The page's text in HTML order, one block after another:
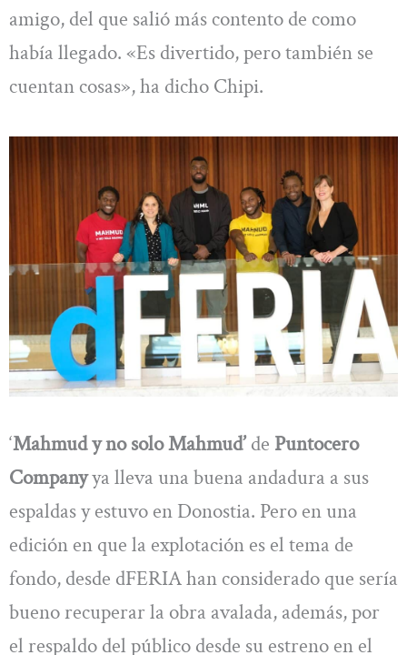
amigo, del que salió más contento de como
había llegado. «Es divertido, pero también se
cuentan cosas», ha dicho Chipi.
‘Mahmud y no solo Mahmud’de Puntocero
Companyya lleva una buena andadura a sus
espaldas y estuvo en Donostia. Pero en una
edición en que la explotación es el tema de
fondo, desde dFERIA han considerado que sería
bueno recuperar la obra avalada, además, por
el respaldo del público desde su estreno en el